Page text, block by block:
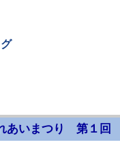
あいまつり 第１回